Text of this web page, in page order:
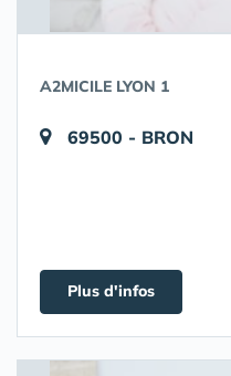
A2MICILE LYON 1
69500 - BRON
Plus d'infos